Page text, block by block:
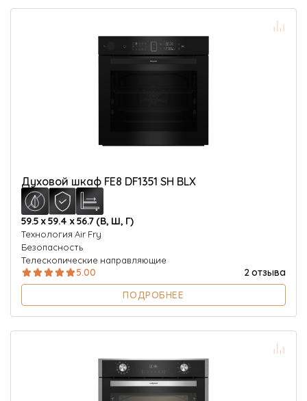
Духовой шкаф FE8 DF1351 SH BLX
59.5 х 59.4 х 56.7 (В, Ш, Г)
Технология Air Fry
Безопасность
Телескопические направляющие
5.00
2 отзыва
ПОДРОБНЕЕ